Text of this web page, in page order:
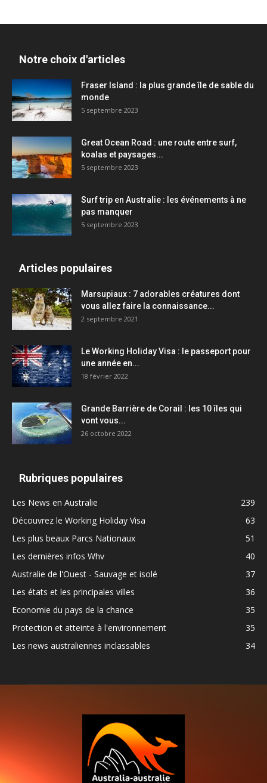
Notre choix d'articles
Fraser Island : la plus grande île de sable du
monde
5 septembre 2023
Great Ocean Road : une route entre surf,
koalas et paysages...
5 septembre 2023
Surf trip en Australie : les événements à ne
pas manquer
5 septembre 2023
Articles populaires
Marsupiaux : 7 adorables créatures dont
vous allez faire la connaissance...
2 septembre 2021
Le Working Holiday Visa : le passeport pour
une année en...
18 février 2022
Grande Barrière de Corail : les 10 îles qui
vont vous...
26 octobre 2022
Rubriques populaires
Les News en Australie
239
Découvrez le Working Holiday Visa
63
Les plus beaux Parcs Nationaux
51
Les dernières infos Whv
40
Australie de l'Ouest - Sauvage et isolé
37
Les états et les principales villes
36
Economie du pays de la chance
35
Protection et atteinte à l'environnement
35
Les news australiennes inclassables
34